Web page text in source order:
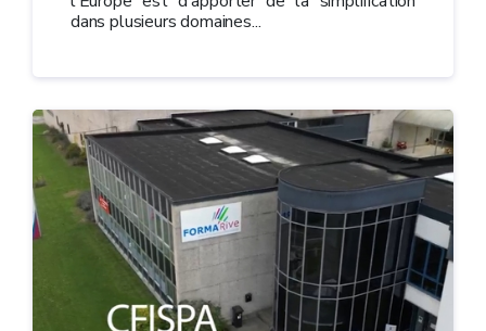
dans plusieurs domaines...